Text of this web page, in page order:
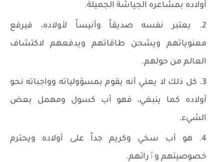
أولاده بمشاعره الجياشة الجميلة.
يعتبر نفسه صديقاً وأنيساً لأولاده، فيرفع
معنوياتهم ويشحن طاقاتهم ويدفعهم لاكتشاف
العالم من حولهم.
كل ذلك لا يعني أنه يقوم بمسؤولياته وواجباته نحو
أولاده كما ينبغي، فهو أب كسول ومهمل بعض
الشيء.
هو أب سخي وكريم جداً على أولاده ويحترم
خصوصيتهم وٱرائهم.